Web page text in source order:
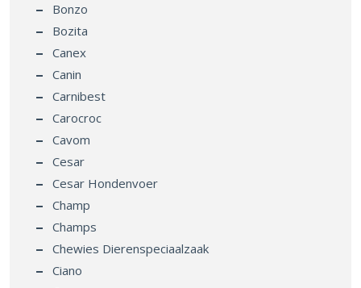
Bonzo
Bozita
Canex
Canin
Carnibest
Carocroc
Cavom
Cesar
Cesar Hondenvoer
Champ
Champs
Chewies Dierenspeciaalzaak
Ciano